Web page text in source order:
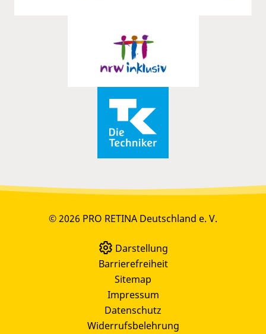
© 2026 PRO RETINA Deutschland e. V.
Darstellung
Barrierefreiheit
Sitemap
Impressum
Datenschutz
Widerrufsbelehrung